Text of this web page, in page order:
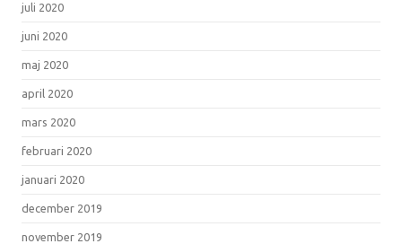
juli 2020
juni 2020
maj 2020
april 2020
mars 2020
februari 2020
januari 2020
december 2019
november 2019